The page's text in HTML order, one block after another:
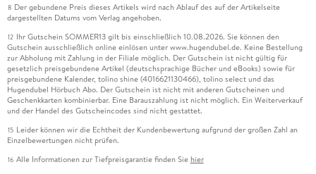
8 Der gebundene Preis dieses Artikels wird nach Ablauf des auf der Artikelseite
dargestellten Datums vom Verlag angehoben.
12 Ihr Gutschein SOMMER13 gilt bis einschließlich 10.08.2026. Sie können den
Gutschein ausschließlich online einlösen unter www.hugendubel.de. Keine Bestellung
zur Abholung mit Zahlung in der Filiale möglich. Der Gutschein ist nicht gültig für
gesetzlich preisgebundene Artikel (deutschsprachige Bücher und eBooks) sowie für
preisgebundene Kalender, tolino shine (4016621130466), tolino select und das
Hugendubel Hörbuch Abo. Der Gutschein ist nicht mit anderen Gutscheinen und
Geschenkkarten kombinierbar. Eine Barauszahlung ist nicht möglich. Ein Weiterverkauf
und der Handel des Gutscheincodes sind nicht gestattet.
15 Leider können wir die Echtheit der Kundenbewertung aufgrund der großen Zahl an
Einzelbewertungen nicht prüfen.
16 Alle Informationen zur Tiefpreisgarantie finden Sie hier